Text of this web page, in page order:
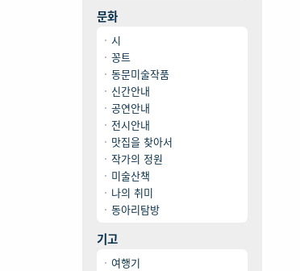
문화
시
꽁트
동문미술작품
신간안내
공연안내
전시안내
맛집을 찾아서
작가의 정원
미술산책
나의 취미
동아리탐방
기고
여행기